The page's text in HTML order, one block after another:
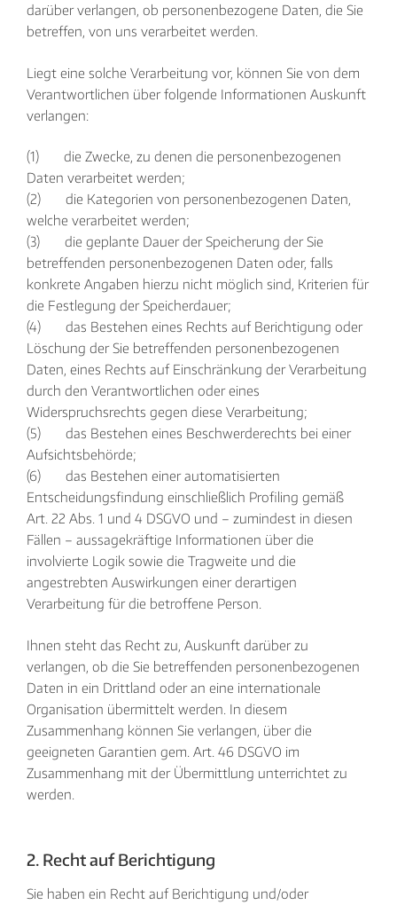
darüber verlangen, ob personenbezogene Daten, die Sie
betreffen, von uns verarbeitet werden.
Liegt eine solche Verarbeitung vor, können Sie von dem
Verantwortlichen über folgende Informationen Auskunft
verlangen:
(1) die Zwecke, zu denen die personenbezogenen
Daten verarbeitet werden;
(2) die Kategorien von personenbezogenen Daten,
welche verarbeitet werden;
(3) die geplante Dauer der Speicherung der Sie
betreffenden personenbezogenen Daten oder, falls
konkrete Angaben hierzu nicht möglich sind, Kriterien für
die Festlegung der Speicherdauer;
(4) das Bestehen eines Rechts auf Berichtigung oder
Löschung der Sie betreffenden personenbezogenen
Daten, eines Rechts auf Einschränkung der Verarbeitung
durch den Verantwortlichen oder eines
Widerspruchsrechts gegen diese Verarbeitung;
(5) das Bestehen eines Beschwerderechts bei einer
Aufsichtsbehörde;
(6) das Bestehen einer automatisierten
Entscheidungsfindung einschließlich Profiling gemäß
Art. 22 Abs. 1 und 4 DSGVO und – zumindest in diesen
Fällen – aussagekräftige Informationen über die
involvierte Logik sowie die Tragweite und die
angestrebten Auswirkungen einer derartigen
Verarbeitung für die betroffene Person.
Ihnen steht das Recht zu, Auskunft darüber zu
verlangen, ob die Sie betreffenden personenbezogenen
Daten in ein Drittland oder an eine internationale
Organisation übermittelt werden. In diesem
Zusammenhang können Sie verlangen, über die
geeigneten Garantien gem. Art. 46 DSGVO im
Zusammenhang mit der Übermittlung unterrichtet zu
werden.
2. Recht auf Berichtigung
Sie haben ein Recht auf Berichtigung und/oder